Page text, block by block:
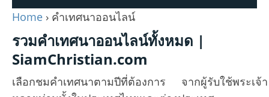
เริ่มต้นการเป็นคริสเตียน
บทความคริสเตียน
พระคัมภีร์ภาคพันธสัญญาเดิม
Home › คำเทศนาออนไลน์
รวมคำเทศนาออนไลน์ทั้งหมด |
SiamChristian.com
เลือกชมคำเทศนาตามปีที่ต้องการ จากผู้รับใช้พระเจ้า